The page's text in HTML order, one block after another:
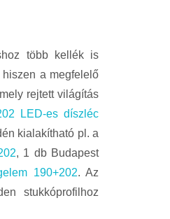
több kellék is
a megfelelő
rejtett világítás
LED-es díszléc
kialakítható pl. a
, 1 db Budapest
190+202. Az
stukkóprofilhoz